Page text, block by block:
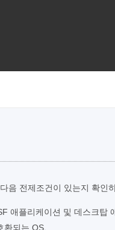
음 전제조건이 있는지 확인
애플리케이션 및 데스크탑
되는 OS.